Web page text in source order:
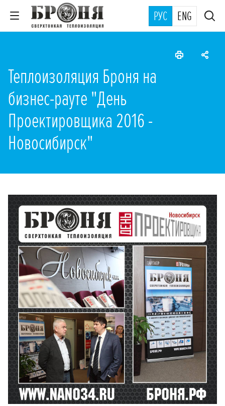
РУС ENG
Теплоизоляция Броня на
бизнес-рауте "День
Проектировщика 2016 -
Новосибирск"